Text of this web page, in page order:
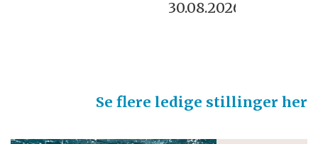
Se flere ledige stillinger her